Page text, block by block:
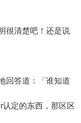
清楚吧！还是说
答道：「谁知道
定的东西，那区区